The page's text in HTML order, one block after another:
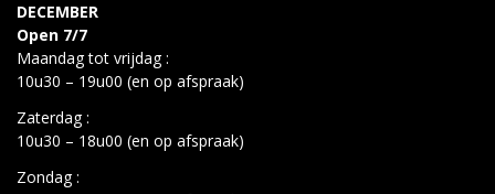
DECEMBER
Open 7/7
Maandag tot vrijdag :
10u30 – 19u00 (en op afspraak)
Zaterdag :
10u30 – 18u00 (en op afspraak)
Zondag :